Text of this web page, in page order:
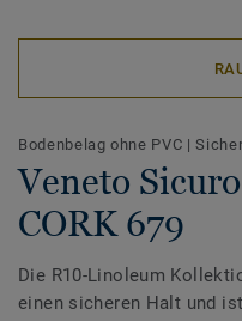
Bodenbelag ohne PVC |
Veneto
CORK 679
Die R10-Linoleum
einen sicheren Halt und